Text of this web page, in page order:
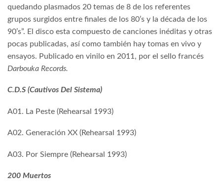
quedando plasmados 20 temas de 8 de los referentes
grupos surgidos entre finales de los 80’s y la década de los
90’s”. El disco esta compuesto de canciones inéditas y otras
pocas publicadas, así como también hay tomas en vivo y
ensayos. Publicado en vinilo en 2011, por el sello francés
Darbouka Records.
C.D.S (Cautivos Del Sistema)
A01. La Peste (Rehearsal 1993)
A02. Generación XX (Rehearsal 1993)
A03. Por Siempre (Rehearsal 1993)
200 Muertos